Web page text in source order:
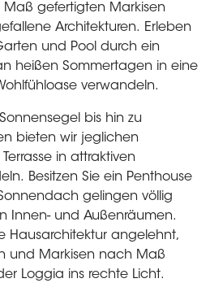
Maß gefertigten Markisen
Architekturen. Erleben
und Pool durch ein
heißen Sommertagen in eine
verwandeln.
bis hin zu
bieten wir jeglichen
in attraktiven
Besitzen Sie ein Penthouse
gelingen völlig
Innen- und Außenräumen.
Hausarchitektur angelehnt,
und Markisen nach Maß
Loggia ins rechte Licht.